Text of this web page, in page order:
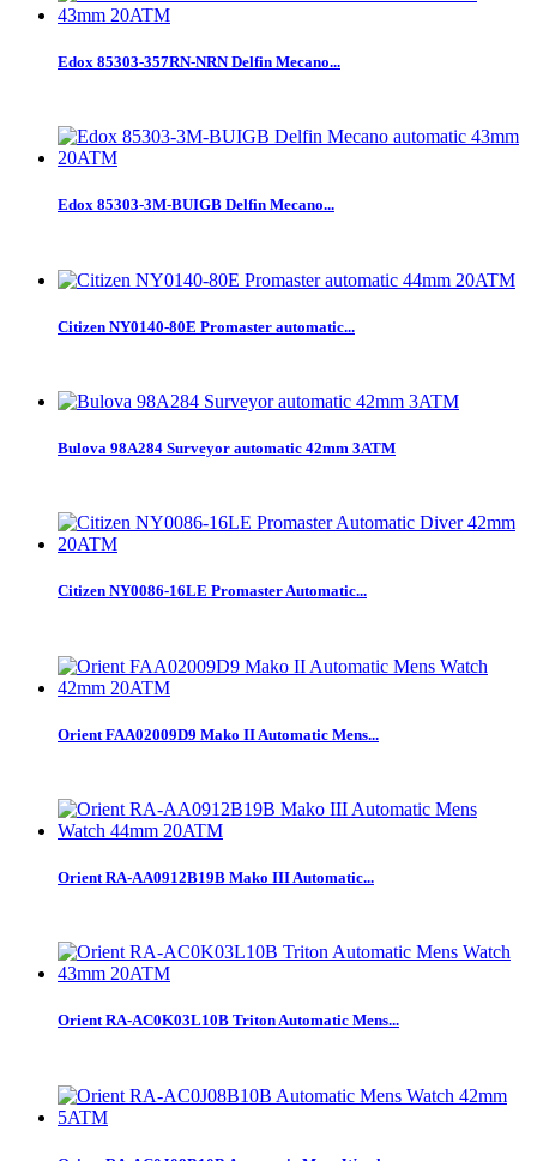
Edox 85303-357RN-NRN Delfin Mecano...
Edox 85303-3M-BUIGB Delfin Mecano...
Citizen NY0140-80E Promaster automatic...
Bulova 98A284 Surveyor automatic 42mm 3ATM
Citizen NY0086-16LE Promaster Automatic...
Orient FAA02009D9 Mako II Automatic Mens...
Orient RA-AA0912B19B Mako III Automatic...
Orient RA-AC0K03L10B Triton Automatic Mens...